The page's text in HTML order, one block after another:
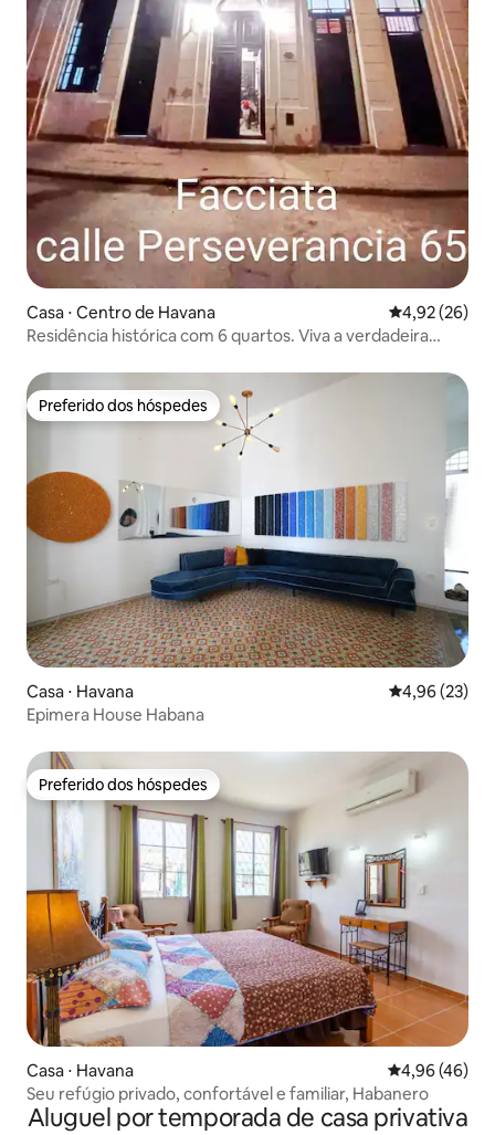
Casa ⋅ Centro de Havana 4,92 de uma
4,92 (26)
Residência histórica com 6 quartos. Viva a verdadeira
Preferido dos hóspedes
Preferido dos hóspedes
Casa ⋅ Havana 4,96 de uma
4,96 (23)
Epimera House Habana
Preferido dos hóspedes
Preferido dos hóspedes
Casa ⋅ Havana 4,96 de uma
4,96 (46)
Seu refúgio privado, confortável e familiar, Habanero
Aluguel por temporada de casa privativa